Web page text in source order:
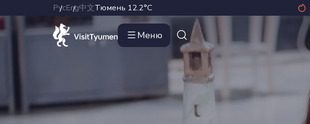
РусEng中文Тюмень 12.2°C
Меню